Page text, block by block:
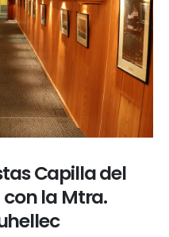
Capilla del
la Mtra.